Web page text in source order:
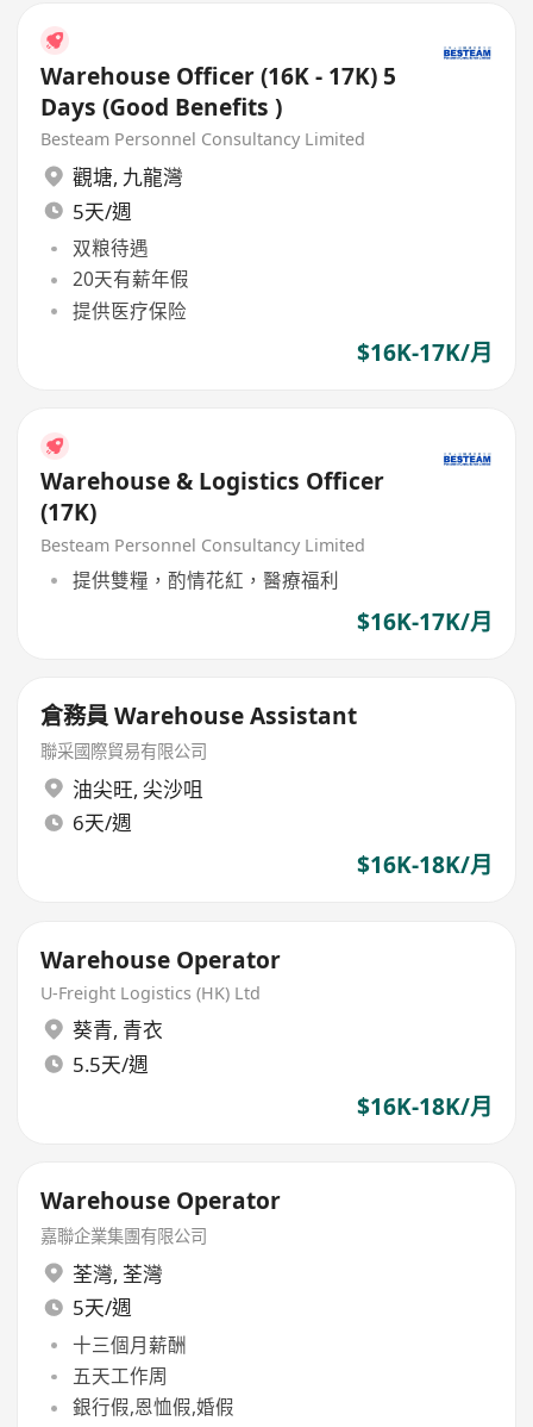
Warehouse Officer (16K - 17K) 5
Days (Good Benefits )
Besteam Personnel Consultancy Limited
觀塘, 九龍灣
5天/週
双粮待遇
20天有薪年假
提供医疗保险
$16K-17K/月
Warehouse & Logistics Officer
(17K)
Besteam Personnel Consultancy Limited
提供雙糧，酌情花紅，醫療福利
$16K-17K/月
倉務員 Warehouse Assistant
聯采國際貿易有限公司
油尖旺, 尖沙咀
6天/週
$16K-18K/月
Warehouse Operator
U-Freight Logistics (HK) Ltd
葵青, 青衣
5.5天/週
$16K-18K/月
Warehouse Operator
嘉聯企業集團有限公司
荃灣, 荃灣
5天/週
十三個月薪酬
五天工作周
銀行假,恩恤假,婚假